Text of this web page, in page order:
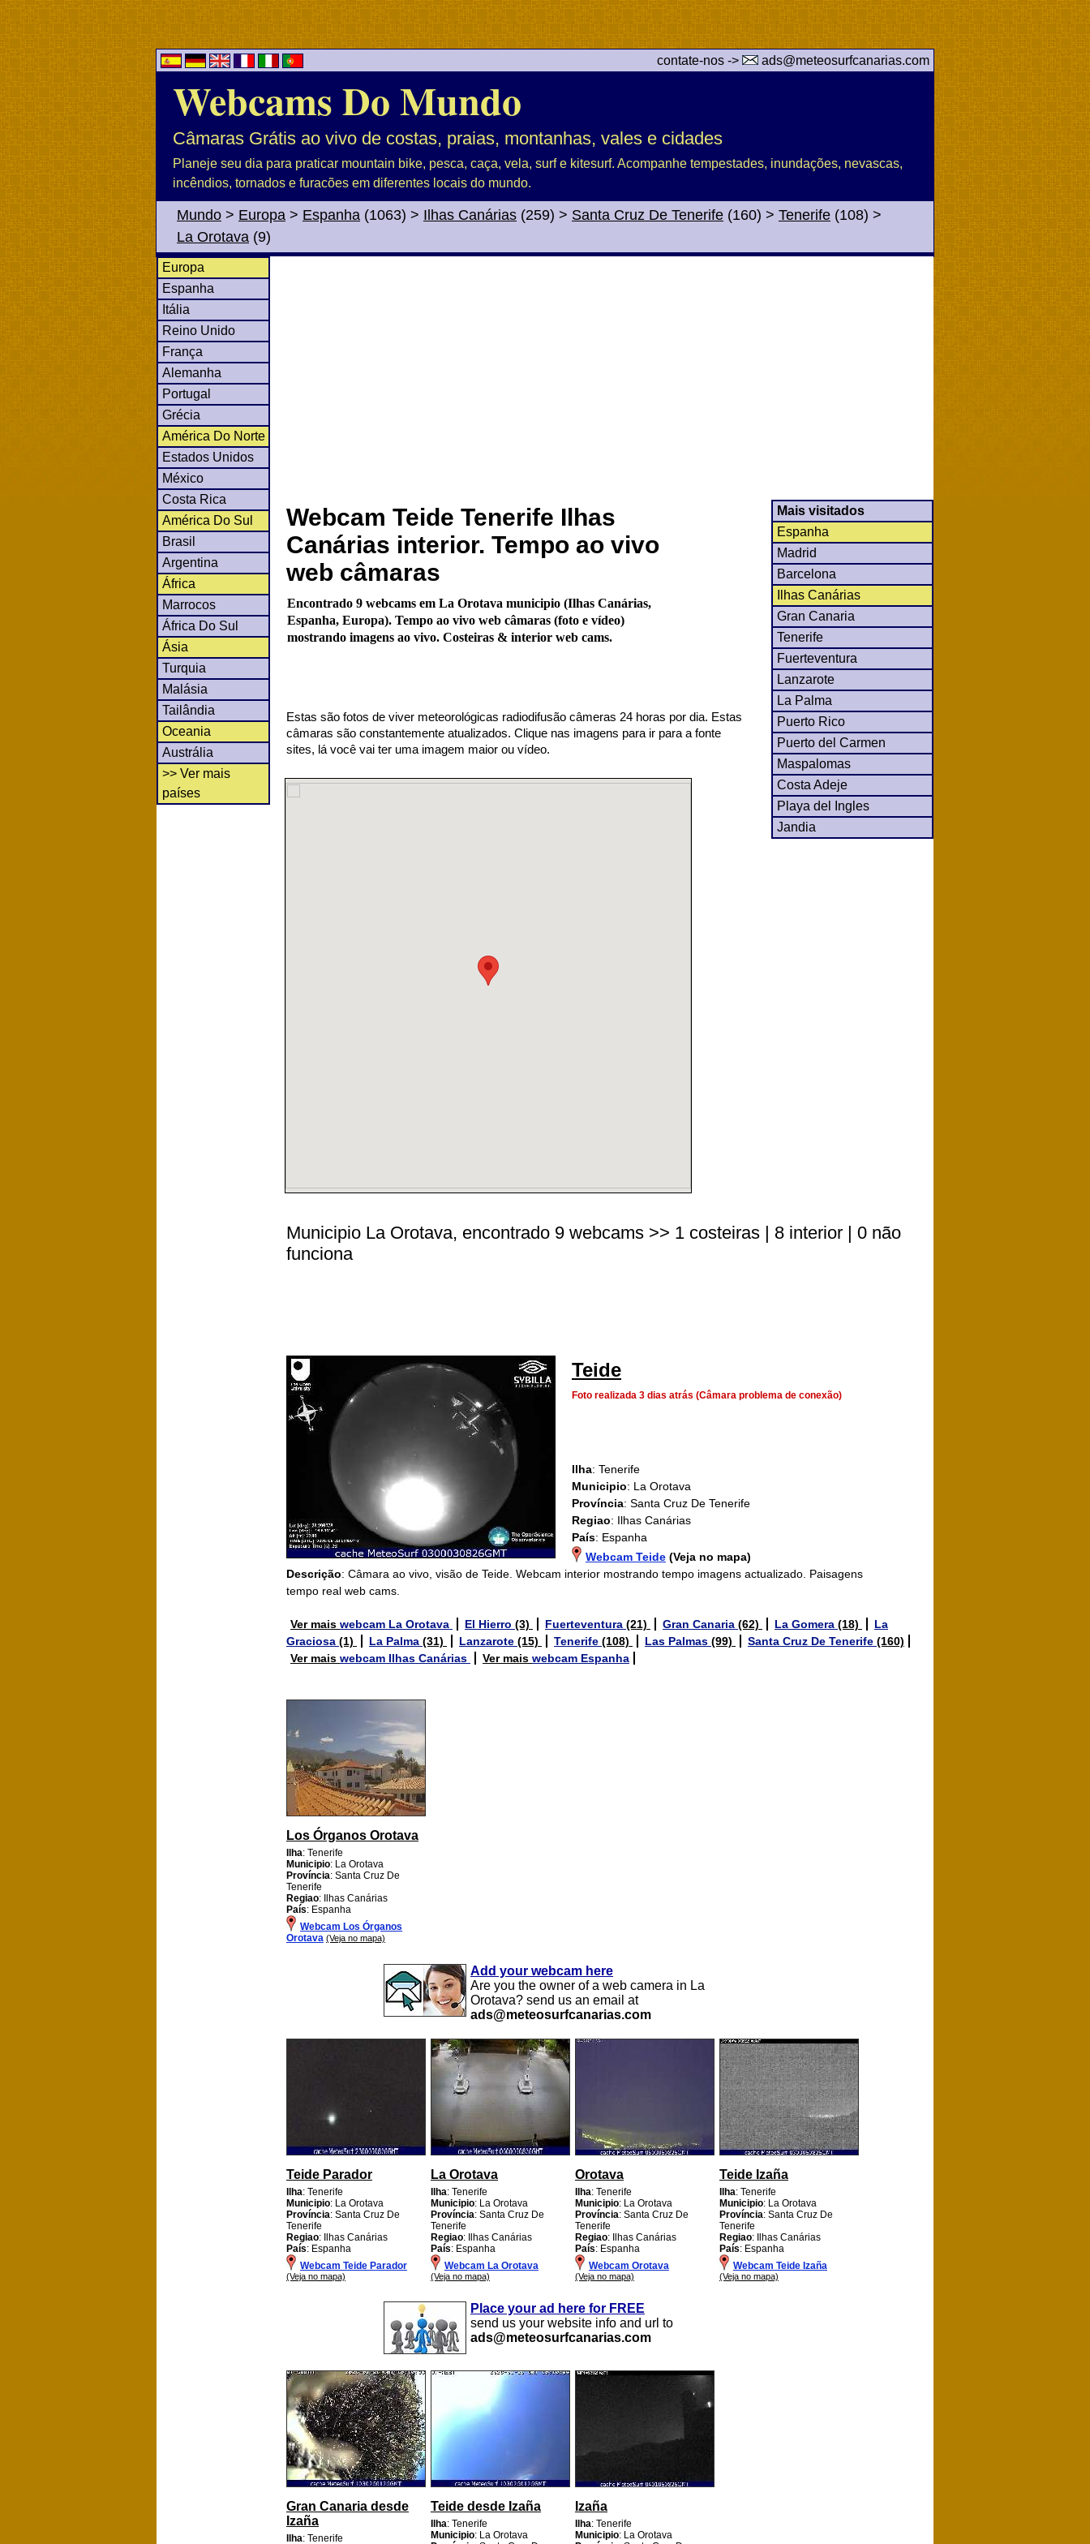
contate-nos -> ads@meteosurfcanarias.com
Webcams Do Mundo
Câmaras Grátis ao vivo de costas, praias, montanhas, vales e cidades
Planeje seu dia para praticar mountain bike, pesca, caça, vela, surf e kitesurf. Acompanhe tempestades, inundações, nevascas,
incêndios, tornados e furacões em diferentes locais do mundo.
Mundo > Europa > Espanha (1063) > Ilhas Canárias (259) > Santa Cruz De Tenerife (160) > Tenerife (108) >
La Orotava (9)
Europa
Espanha
Itália
Reino Unido
França
Alemanha
Portugal
Grécia
América Do Norte
Estados Unidos
México
Costa Rica
América Do Sul
Brasil
Argentina
África
Marrocos
África Do Sul
Ásia
Turquia
Malásia
Tailândia
Oceania
Austrália
>> Ver mais
países
Webcam Teide Tenerife Ilhas
Canárias interior. Tempo ao vivo
web câmaras
Encontrado 9 webcams em La Orotava municipio (Ilhas Canárias,
Espanha, Europa). Tempo ao vivo web câmaras (foto e vídeo)
mostrando imagens ao vivo. Costeiras & interior web cams.
Estas são fotos de viver meteorológicas radiodifusão câmeras 24 horas por dia. Estas
câmaras são constantemente atualizados. Clique nas imagens para ir para a fonte
sites, lá você vai ter uma imagem maior ou vídeo.
Mais visitados
Espanha
Madrid
Barcelona
Ilhas Canárias
Gran Canaria
Tenerife
Fuerteventura
Lanzarote
La Palma
Puerto Rico
Puerto del Carmen
Maspalomas
Costa Adeje
Playa del Ingles
Jandia
Municipio La Orotava, encontrado 9 webcams >> 1 costeiras | 8 interior | 0 não
funciona
Teide
Foto realizada 3 dias atrás (Câmara problema de conexão)
Ilha: Tenerife
Municipio: La Orotava
Província: Santa Cruz De Tenerife
Regiao: Ilhas Canárias
País: Espanha
Webcam Teide (Veja no mapa)
Descrição: Câmara ao vivo, visão de Teide. Webcam interior mostrando tempo imagens actualizado. Paisagens
tempo real web cams.
Ver mais webcam La Orotava El Hierro (3) Fuerteventura (21) Gran Canaria (62) La Gomera (18)
La
Graciosa (1) La Palma (31) Lanzarote (15) Tenerife (108) Las Palmas (99) Santa Cruz De Tenerife (160)
Ver mais webcam Ilhas Canárias Ver mais webcam Espanha
Los Órganos Orotava
Ilha: Tenerife
Municipio: La Orotava
Província: Santa Cruz De
Tenerife
Regiao: Ilhas Canárias
País: Espanha
Webcam Los Órganos
Orotava (Veja no mapa)
Add your webcam here
Are you the owner of a web camera in La
Orotava? send us an email at
ads@meteosurfcanarias.com
Teide Parador
Ilha: Tenerife
Municipio: La Orotava
Província: Santa Cruz De
Tenerife
Regiao: Ilhas Canárias
País: Espanha
Webcam Teide Parador
(Veja no mapa)
La Orotava
Ilha: Tenerife
Municipio: La Orotava
Província: Santa Cruz De
Tenerife
Regiao: Ilhas Canárias
País: Espanha
Webcam La Orotava
(Veja no mapa)
Orotava
Ilha: Tenerife
Municipio: La Orotava
Província: Santa Cruz De
Tenerife
Regiao: Ilhas Canárias
País: Espanha
Webcam Orotava
(Veja no mapa)
Teide Izaña
Ilha: Tenerife
Municipio: La Orotava
Província: Santa Cruz De
Tenerife
Regiao: Ilhas Canárias
País: Espanha
Webcam Teide Izaña
(Veja no mapa)
Place your ad here for FREE
send us your website info and url to
ads@meteosurfcanarias.com
Gran Canaria desde
Izaña
Ilha: Tenerife
Teide desde Izaña
Ilha: Tenerife
Municipio: La Orotava
Izaña
Ilha: Tenerife
Municipio: La Orotava